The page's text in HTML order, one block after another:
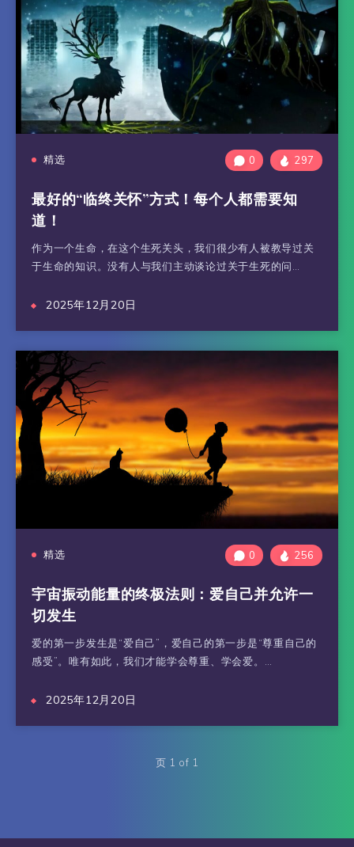
精选 0 297
最好的“临终关怀”方式！每个人都需要知
道！
作为一个生命，在这个生死关头，我们很少有人被教导过关
于生命的知识。没有人与我们主动谈论过关于生死的问…
2025年12月20日
精选 0 256
宇宙振动能量的终极法则：爱自己并允许一
切发生
爱的第一步发生是“爱自己”，爱自己的第一步是“尊重自己的
感受”。唯有如此，我们才能学会尊重、学会爱。…
2025年12月20日
页 1 of 1